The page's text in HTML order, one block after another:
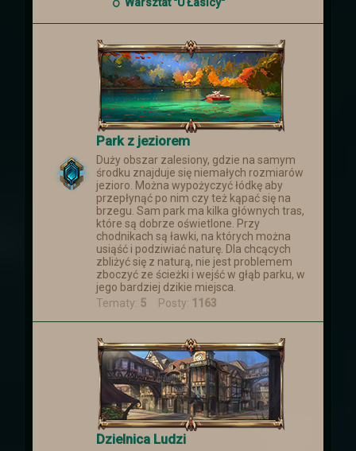
smoków, który nastąpił ponad miesiąc
Park z jeziorem
Duży obszar zalesiony, gdzie na samym
środku znajduje się niemałych rozmiarów
jezioro. Można wypożyczyć łódkę aby
przepłynąć po nim czy też kąpać się na
brzegu. Sam park ma kilka głównych tras,
które są dobrze oświetlone. Przy
chodnikach są ławki, na których można
usiąść i podziwiać naturę. Dla chcących
zbliżyć się z naturą, nie jest problemem
zboczyć ze ścieżki i wejść w głąb parku, w
jego bardziej dzikie miejsca.
Tematy: 5 Posty: 1163
Dzielnica Ludzi